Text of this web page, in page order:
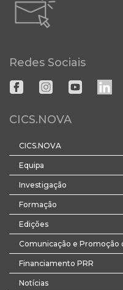
Redes Sociais
CICS.NOVA
CICS.NOVA
Equipa
Investigação
Formação
Edições
Comunicação e Promoção
Financiamento PRR
Notícias